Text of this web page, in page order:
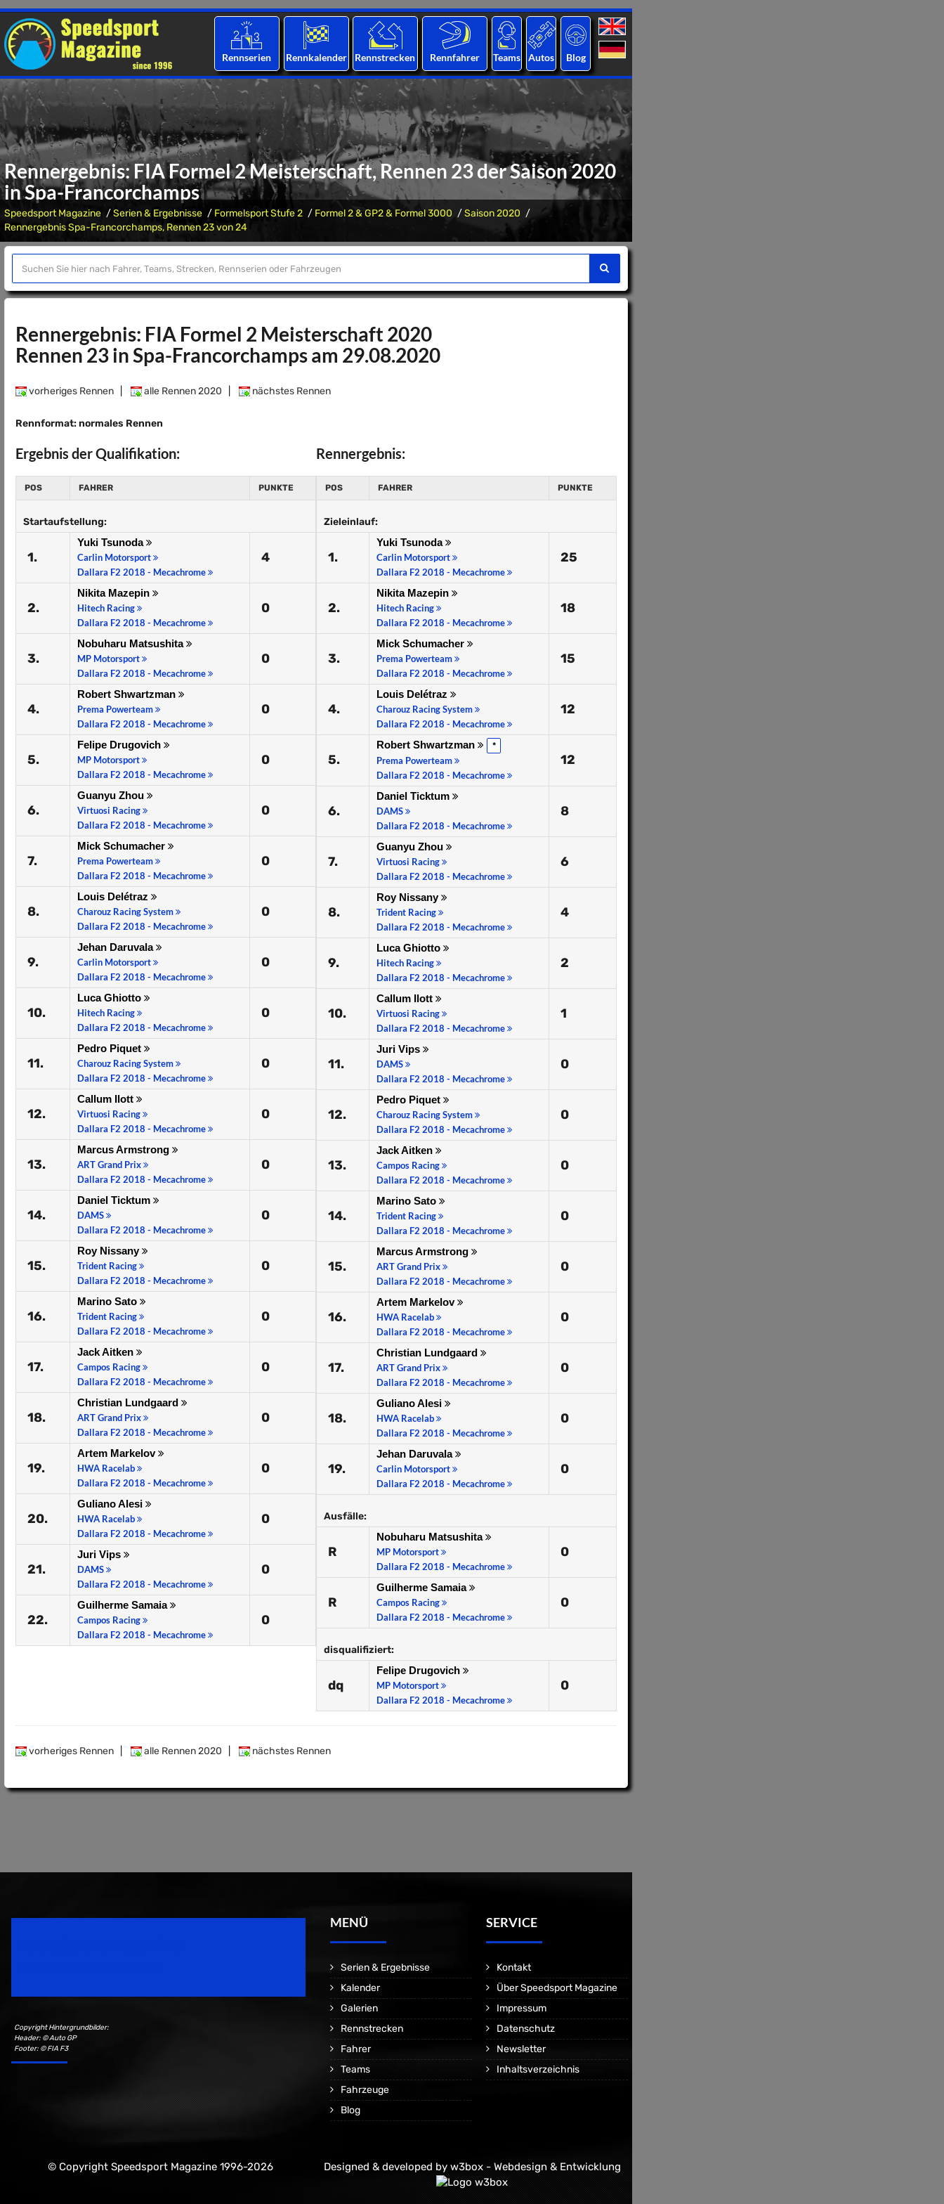
Rennserien Rennkalender Rennstrecken Rennfahrer Teams Autos Blog
Rennergebnis: FIA Formel 2 Meisterschaft, Rennen 23 der Saison 2020
in Spa-Francorchamps
Speedsport Magazine Serien & Ergebnisse Formelsport Stufe 2 Formel 2 & GP2 & Formel 3000
Saison 2020
Rennergebnis Spa-Francorchamps, Rennen 23 von 24
Rennergebnis: FIA Formel 2 Meisterschaft 2020
Rennen 23 in Spa-Francorchamps am 29.08.2020
vorheriges Rennen alle Rennen 2020 nächstes Rennen
Rennformat: normales Rennen
Ergebnis der Qualifikation:
POS FAHRER PUNKTE
Startaufstellung:
1.
Yuki Tsunoda
Carlin Motorsport
Dallara F2 2018 - Mecachrome
4
2.
Nikita Mazepin
Hitech Racing
Dallara F2 2018 - Mecachrome
0
3.
Nobuharu Matsushita
MP Motorsport
Dallara F2 2018 - Mecachrome
0
4.
Robert Shwartzman
Prema Powerteam
Dallara F2 2018 - Mecachrome
0
5.
Felipe Drugovich
MP Motorsport
Dallara F2 2018 - Mecachrome
0
6.
Guanyu Zhou
Virtuosi Racing
Dallara F2 2018 - Mecachrome
0
7.
Mick Schumacher
Prema Powerteam
Dallara F2 2018 - Mecachrome
0
8.
Louis Delétraz
Charouz Racing System
Dallara F2 2018 - Mecachrome
0
9.
Jehan Daruvala
Carlin Motorsport
Dallara F2 2018 - Mecachrome
0
10.
Luca Ghiotto
Hitech Racing
Dallara F2 2018 - Mecachrome
0
11.
Pedro Piquet
Charouz Racing System
Dallara F2 2018 - Mecachrome
0
12.
Callum Ilott
Virtuosi Racing
Dallara F2 2018 - Mecachrome
0
13.
Marcus Armstrong
ART Grand Prix
Dallara F2 2018 - Mecachrome
0
14.
Daniel Ticktum
DAMS
Dallara F2 2018 - Mecachrome
0
15.
Roy Nissany
Trident Racing
Dallara F2 2018 - Mecachrome
0
16.
Marino Sato
Trident Racing
Dallara F2 2018 - Mecachrome
0
17.
Jack Aitken
Campos Racing
Dallara F2 2018 - Mecachrome
0
18.
Christian Lundgaard
ART Grand Prix
Dallara F2 2018 - Mecachrome
0
19.
Artem Markelov
HWA Racelab
Dallara F2 2018 - Mecachrome
0
20.
Guliano Alesi
HWA Racelab
Dallara F2 2018 - Mecachrome
0
21.
Juri Vips
DAMS
Dallara F2 2018 - Mecachrome
0
22.
Guilherme Samaia
Campos Racing
Dallara F2 2018 - Mecachrome
0
Rennergebnis:
POS FAHRER PUNKTE
Zieleinlauf:
1.
Yuki Tsunoda
Carlin Motorsport
Dallara F2 2018 - Mecachrome
25
2.
Nikita Mazepin
Hitech Racing
Dallara F2 2018 - Mecachrome
18
3.
Mick Schumacher
Prema Powerteam
Dallara F2 2018 - Mecachrome
15
4.
Louis Delétraz
Charouz Racing System
Dallara F2 2018 - Mecachrome
12
5.
Robert Shwartzman *
Prema Powerteam
Dallara F2 2018 - Mecachrome
12
6.
Daniel Ticktum
DAMS
Dallara F2 2018 - Mecachrome
8
7.
Guanyu Zhou
Virtuosi Racing
Dallara F2 2018 - Mecachrome
6
8.
Roy Nissany
Trident Racing
Dallara F2 2018 - Mecachrome
4
9.
Luca Ghiotto
Hitech Racing
Dallara F2 2018 - Mecachrome
2
10.
Callum Ilott
Virtuosi Racing
Dallara F2 2018 - Mecachrome
1
11.
Juri Vips
DAMS
Dallara F2 2018 - Mecachrome
0
12.
Pedro Piquet
Charouz Racing System
Dallara F2 2018 - Mecachrome
0
13.
Jack Aitken
Campos Racing
Dallara F2 2018 - Mecachrome
0
14.
Marino Sato
Trident Racing
Dallara F2 2018 - Mecachrome
0
15.
Marcus Armstrong
ART Grand Prix
Dallara F2 2018 - Mecachrome
0
16.
Artem Markelov
HWA Racelab
Dallara F2 2018 - Mecachrome
0
17.
Christian Lundgaard
ART Grand Prix
Dallara F2 2018 - Mecachrome
0
18.
Guliano Alesi
HWA Racelab
Dallara F2 2018 - Mecachrome
0
19.
Jehan Daruvala
Carlin Motorsport
Dallara F2 2018 - Mecachrome
0
Ausfälle:
R
Nobuharu Matsushita
MP Motorsport
Dallara F2 2018 - Mecachrome
0
R
Guilherme Samaia
Campos Racing
Dallara F2 2018 - Mecachrome
0
disqualifiziert:
dq
Felipe Drugovich
MP Motorsport
Dallara F2 2018 - Mecachrome
0
vorheriges Rennen alle Rennen 2020 nächstes Rennen
Copyright Hintergrundbilder:
Header: © Auto GP
Footer: © FIA F3
MENÜ
Serien & Ergebnisse
Kalender
Galerien
Rennstrecken
Fahrer
Teams
Fahrzeuge
Blog
SERVICE
Kontakt
Über Speedsport Magazine
Impressum
Datenschutz
Newsletter
Inhaltsverzeichnis
© Copyright Speedsport Magazine 1996-2026 Designed & developed by w3box - Webdesign & Entwicklung